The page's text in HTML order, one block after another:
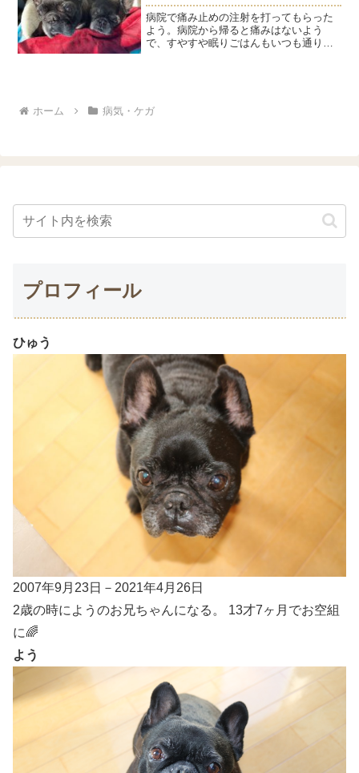
病院で痛み止めの注射を打ってもらった
よう。病院から帰ると痛みはないよう
で、すやすや眠りごはんもいつも通りに
ホーム
病気・ケガ
プロフィール
ひゅう
2007年9月23日－2021年4月26日
2歳の時にようのお兄ちゃんになる。 13才7ヶ月でお空組
に🌈
よう